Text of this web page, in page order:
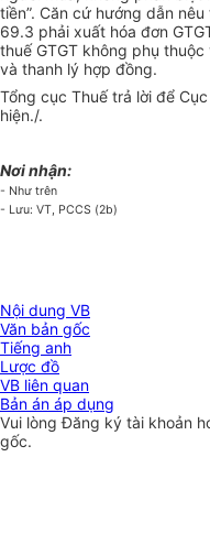
tiền”. Căn cứ hướng dẫn
69.3 phải xuất hóa đơn
thuế GTGT không phụ
và thanh lý hợp đồng.
Tổng cục Thuế trả lời để
hiện./.
Nơi nhận:
- Như trên
- Lưu: VT, PCCS (2b)
Nội dung VB
Văn bản gốc
Tiếng anh
Lược đồ
VB liên quan
Bản án áp dụng
Vui lòngĐăng ký tài khoản
gốc.